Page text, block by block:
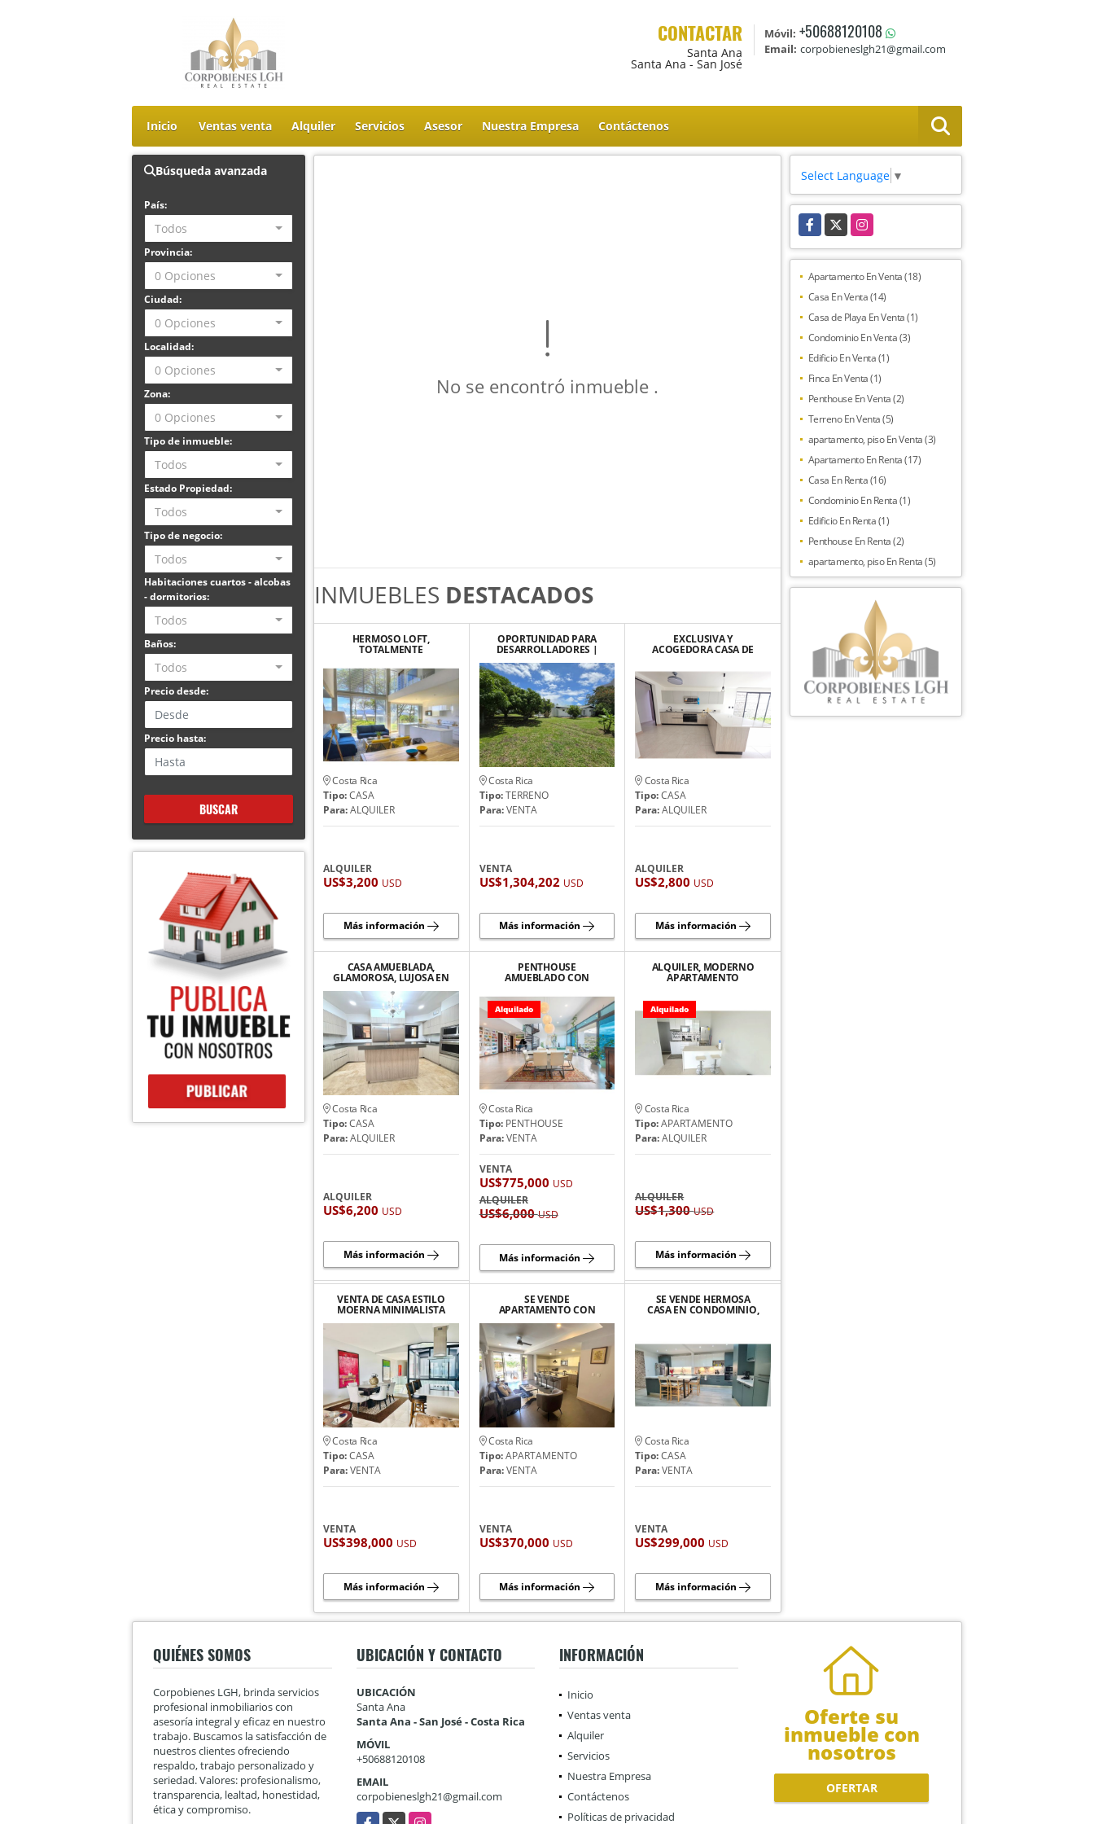
CONTACTAR
Santa Ana
Santa Ana - San José
Móvil: +50688120108
Email: corpobieneslgh21@gmail.com
Inicio Ventas venta Alquiler Servicios Asesor Nuestra Empresa Contáctenos
Búsqueda avanzada
País:
Todos
Provincia:
0 Opciones
Ciudad:
0 Opciones
Localidad:
0 Opciones
Zona:
0 Opciones
Tipo de inmueble:
Todos
Estado Propiedad:
Todos
Tipo de negocio:
Todos
Habitaciones cuartos - alcobas
- dormitorios:
Todos
Baños:
Todos
Precio desde:
Precio hasta:
BUSCAR
No se encontró inmueble .
INMUEBLES DESTACADOS
HERMOSO LOFT,
TOTALMENTE
EN SAN RAFAEL DE
ESCAZU
Costa Rica
Tipo:CASA
Para:ALQUILER
ALQUILER
US$3,200 USD
Más información
OPORTUNIDAD PARA
DESARROLLADORES |
LEGADO PRIME
Costa Rica
Tipo:TERRENO
Para:VENTA
VENTA
US$1,304,202 USD
Más información
EXCLUSIVA Y
ACOGEDORA CASA DE
LINDORA, SANTA ANA
Costa Rica
Tipo:CASA
Para:ALQUILER
ALQUILER
US$2,800 USD
Más información
CASA AMUEBLADA,
GLAMOROSA, LUJOSA EN
ALTOS DE LAS PALOMAS,
SANTA ANA.
Costa Rica
Tipo:CASA
Para:ALQUILER
ALQUILER
US$6,200 USD
Más información
PENTHOUSE
AMUEBLADO CON
GUACHIPELIN DE ESCAZU
Alquilado
Costa Rica
Tipo:PENTHOUSE
Para:VENTA
VENTA
US$775,000 USD
ALQUILER
US$6,000USD
Más información
ALQUILER, MODERNO
APARTAMENTO
NUNCIATURA,
ROHRMOSER
Alquilado
Costa Rica
Tipo:APARTAMENTO
Para:ALQUILER
ALQUILER
US$1,300USD
Más información
VENTA DE CASA ESTILO
MOERNA MINIMALISTA
CON HERMOSA VISTA,
Costa Rica
Tipo:CASA
Para:VENTA
VENTA
US$398,000 USD
Más información
SE VENDE
APARTAMENTO CON
PISCINA PRIVADA
HERRADURA,
PUNTARENAS, JACO
Costa Rica
Tipo:APARTAMENTO
Para:VENTA
VENTA
US$370,000 USD
Más información
SE VENDE HERMOSA
CASA EN CONDOMINIO,
ESCAZÚ
Costa Rica
Tipo:CASA
Para:VENTA
VENTA
US$299,000 USD
Más información
Select Language ▼
Facebook
X Instagram
Apartamento En Venta (18)
Casa En Venta (14)
Casa de Playa En Venta (1)
Condominio En Venta (3)
Edificio En Venta (1)
Finca En Venta (1)
Penthouse En Venta (2)
Terreno En Venta (5)
apartamento, piso En Venta (3)
Apartamento En Renta (17)
Casa En Renta (16)
Condominio En Renta (1)
Edificio En Renta (1)
Penthouse En Renta (2)
apartamento, piso En Renta (5)
QUIÉNES SOMOS
Corpobienes LGH, brinda servicios
profesional inmobiliarios con
asesoría integral y eficaz en nuestro
trabajo. Buscamos la satisfacción de
nuestros clientes ofreciendo
respaldo, trabajo personalizado y
seriedad. Valores: profesionalismo,
transparencia, lealtad, honestidad,
ética y compromiso.
UBICACIÓN Y CONTACTO
UBICACIÓN
Santa Ana
Santa Ana - San José - Costa Rica
MÓVIL
+50688120108
EMAIL
corpobieneslgh21@gmail.com
Facebook
X Instagram
INFORMACIÓN
Inicio
Ventas venta
Alquiler
Servicios
Nuestra Empresa
Contáctenos
Políticas de privacidad
Oferte su
inmueble con
nosotros
OFERTAR